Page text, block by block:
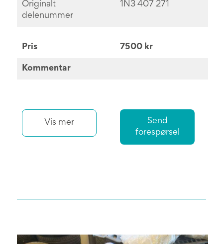
Originalt
delenummer
1N3 407 271
Pris 7500 kr
Kommentar
Vis mer
Send
forespørsel